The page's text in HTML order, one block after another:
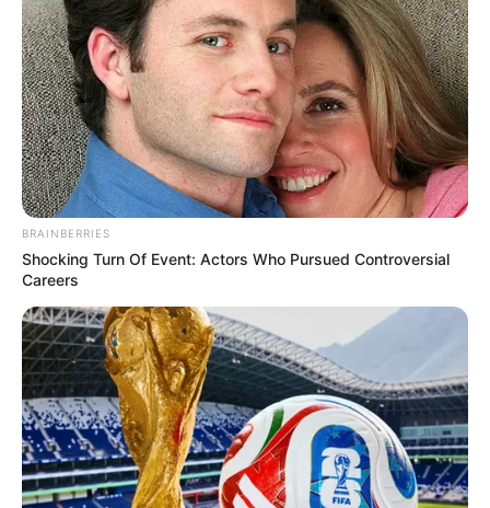
Enchimento no Miolo. Até mais!
Crédito das imagens: www.craftstylish.com
BRAINBERRIES
Shocking Turn Of Event: Actors Who Pursued Controversial
Careers